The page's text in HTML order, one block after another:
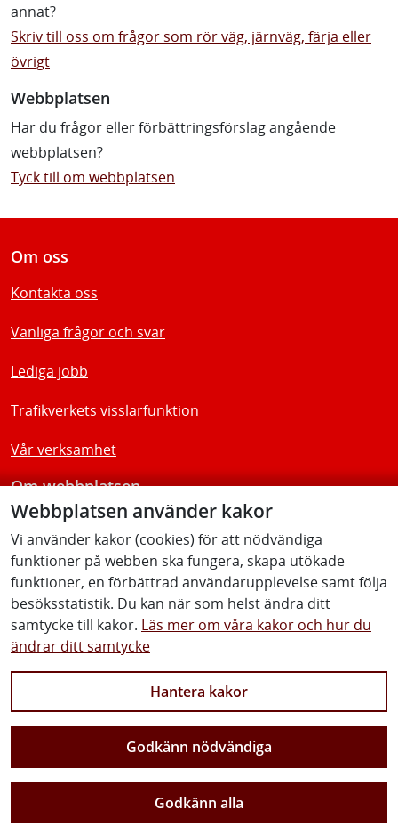
Webbplatsen använder kakor
Vi använder kakor (cookies) för att nödvändiga
funktioner på webben ska fungera, skapa utökade
funktioner, en förbättrad användarupplevelse samt följa
besöksstatistik. Du kan när som helst ändra ditt
samtycke till kakor. Läs mer om våra kakor och hur du
ändrar ditt samtycke
Hantera kakor
Godkänn nödvändiga
Godkänn alla
annat?
Skriv till oss om frågor som rör väg, järnväg, färja eller
övrigt
Webbplatsen
Har du frågor eller förbättringsförslag angående
webbplatsen?
Tyck till om webbplatsen
Vi gör Sverige närmare
Om oss
Kontakta oss
Vanliga frågor och svar
Lediga jobb
Trafikverkets visslarfunktion
Vår verksamhet
Om webbplatsen
Tillgänglighetsredogörelse
Följ oss
Facebook Youtube